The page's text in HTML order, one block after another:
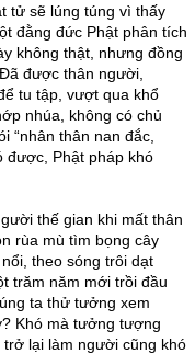
tử sẽ lúng túng vì thấy
đằng đức Phật phân tích
không thật, nhưng đồng
được thân người,
tu tập, vượt qua khổ
nhúa, không có chủ
“nhân thân nan đắc,
được, Phật pháp khó
thế gian khi mất thân
rùa mù tìm bọng cây
theo sóng trôi dạt
trăm năm mới trồi đầu
ta thử tưởng xem
Khó mà tưởng tượng
lại làm người cũng khó